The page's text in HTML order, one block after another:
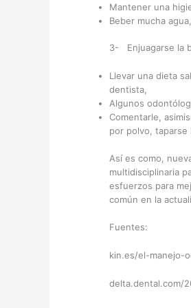
Mantener una
Beber mucha agua,
3- Enjuagarse la
Llevar una dieta
dentista,
Algunos
Comentarle,
por polvo, taparse
Así es como,
multidisciplinaria
esfuerzos para
común en la
Fuentes:
kin.es/el-manejo-
delta.dental.com/